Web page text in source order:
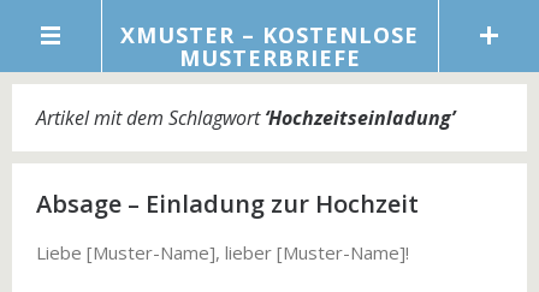
XMUSTER – KOSTENLOSE
MUSTERBRIEFE
Artikel mit dem Schlagwort‘Hochzeitseinladung’
Absage – Einladung zur Hochzeit
Liebe [Muster-Name], lieber [Muster-Name]!